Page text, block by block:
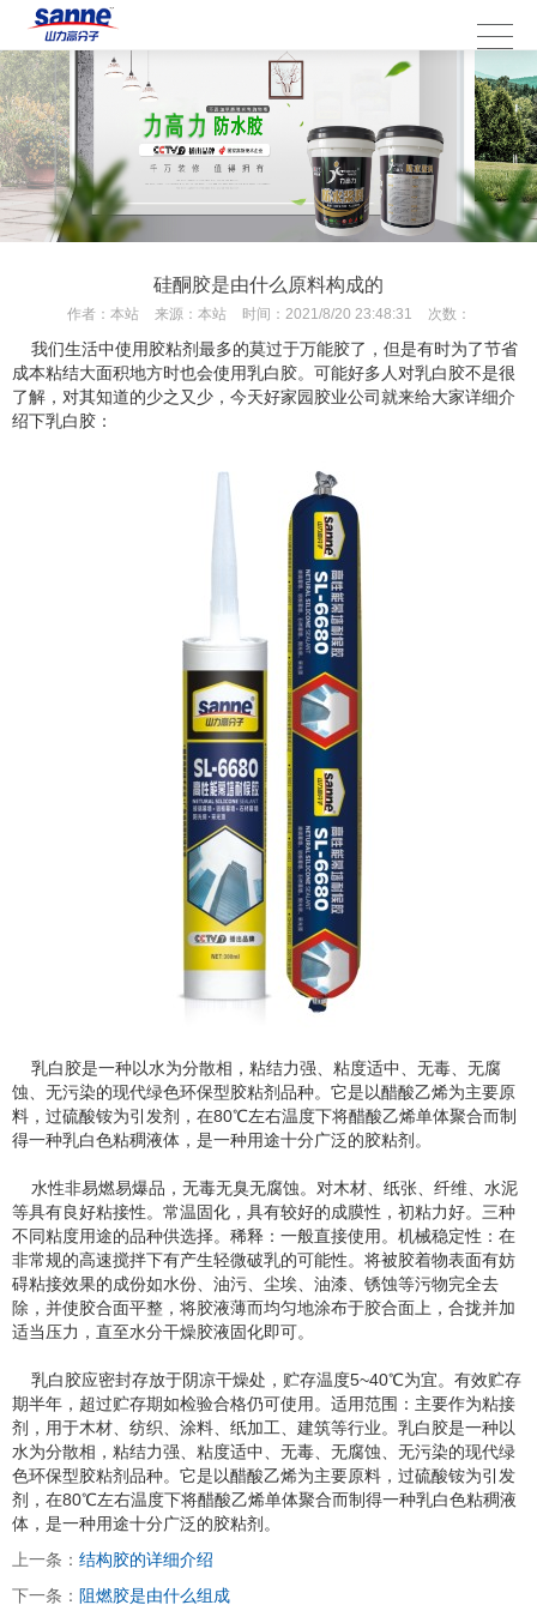
硅酮胶是由什么原料构成的
作者： 本站 来源： 本站 时间： 2021/8/20 23:48:31 次数：
我们生活中使用胶粘剂最多的莫过于万能胶了，但是有时为了节省
成本粘结大面积地方时也会使用乳白胶。可能好多人对乳白胶不是很
了解，对其知道的少之又少，今天好家园胶业公司就来给大家详细介
绍下乳白胶：
乳白胶是一种以水为分散相，粘结力强、粘度适中、无毒、无腐
蚀、无污染的现代绿色环保型胶粘剂品种。它是以醋酸乙烯为主要原
料，过硫酸铵为引发剂，在80℃左右温度下将醋酸乙烯单体聚合而制
得一种乳白色粘稠液体，是一种用途十分广泛的胶粘剂。
水性非易燃易爆品，无毒无臭无腐蚀。对木材、纸张、纤维、水泥
等具有良好粘接性。常温固化，具有较好的成膜性，初粘力好。三种
不同粘度用途的品种供选择。稀释：一般直接使用。机械稳定性：在
非常规的高速搅拌下有产生轻微破乳的可能性。将被胶着物表面有妨
碍粘接效果的成份如水份、油污、尘埃、油漆、锈蚀等污物完全去
除，并使胶合面平整，将胶液薄而均匀地涂布于胶合面上，合拢并加
适当压力，直至水分干燥胶液固化即可。
乳白胶应密封存放于阴凉干燥处，贮存温度5~40℃为宜。有效贮存
期半年，超过贮存期如检验合格仍可使用。适用范围：主要作为粘接
剂，用于木材、纺织、涂料、纸加工、建筑等行业。乳白胶是一种以
水为分散相，粘结力强、粘度适中、无毒、无腐蚀、无污染的现代绿
色环保型胶粘剂品种。它是以醋酸乙烯为主要原料，过硫酸铵为引发
剂，在80℃左右温度下将醋酸乙烯单体聚合而制得一种乳白色粘稠液
体，是一种用途十分广泛的胶粘剂。
上一条： 结构胶的详细介绍
下一条： 阻燃胶是由什么组成